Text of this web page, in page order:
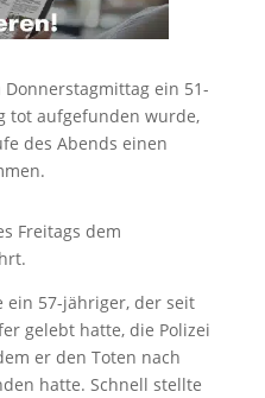
Donnerstagmittag ein 51-
tot aufgefunden wurde,
des Abends einen
Freitags dem
ein 57-jähriger, der seit
gelebt hatte, die Polizei
er den Toten nach
hatte. Schnell stellte